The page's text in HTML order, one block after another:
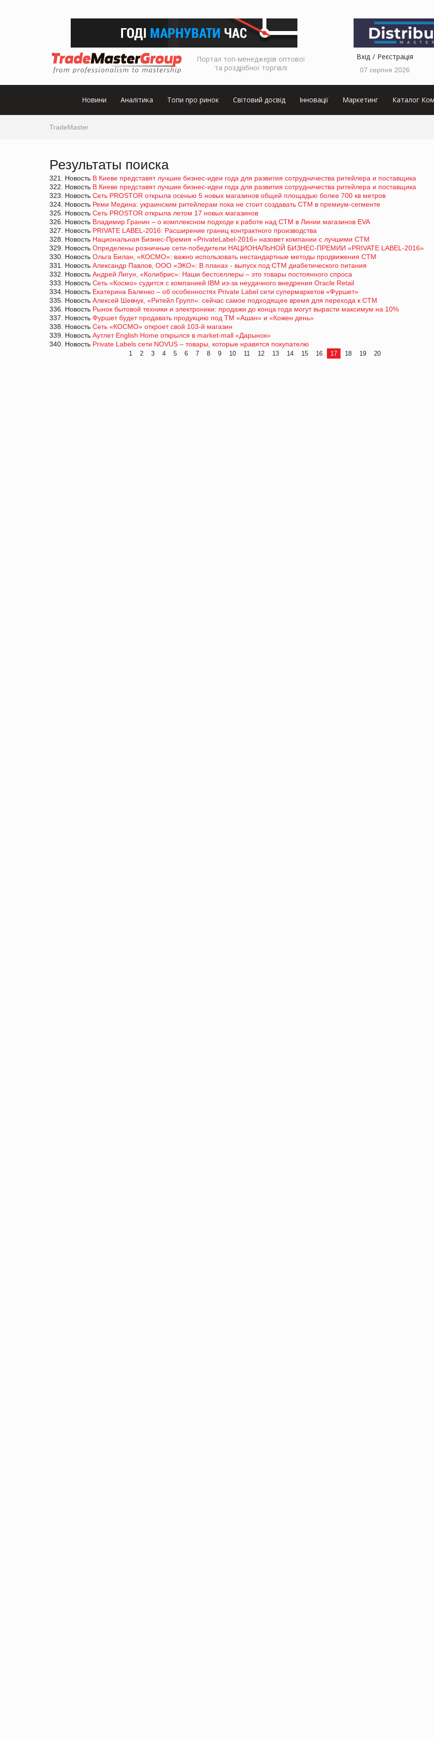
Портал топ-менеджерів оптової
та роздрібної торгівлі
Вхід Реєстрація
07 серпня 2026
Новини Аналітика Топи про ринок Світовий досвід Інновації Маркетинг Каталог
TradeMaster
Результаты поиска
321. Новость В Киеве представят лучшие бизнес-идеи года для развития сотрудничества ритейлера и поставщика
322. Новость В Киеве представят лучшие бизнес-идеи года для развития сотрудничества ритейлера и поставщика
323. Новость Cеть PROSTOR открыла осенью 5 новых магазинов общей площадью более 700 кв метров
324. Новость Реми Медина: украинским ритейлерам пока не стоит создавать СТМ в премиум-сегменте
325. Новость Сеть PROSTOR открыла летом 17 новых магазинов
326. Новость Владимир Гранин – о комплексном подходе к работе над СТМ в Линии магазинов EVA
327. Новость PRIVATE LABEL-2016: Расширение границ контрактного производства
328. Новость Национальная Бизнес-Премия «PrivateLabel-2016» назовет компании с лучшими СТМ
329. Новость Определены розничные сети-победители НАЦИОНАЛЬНОЙ БИЗНЕС-ПРЕМИИ «PRIVATE LABEL-2016»
330. Новость Ольга Билан, «КОСМО»: важно использовать нестандартные методы продвижения СТМ
331. Новость Александр Павлов, ООО «ЭКО»: В планах - выпуск под СТМ диабетического питания
332. Новость Андрей Лигун, «Колибрис»: Наши бестселлеры – это товары постоянного спроса
333. Новость Сеть «Космо» судится с компанией IBM из-за неудачного внедрения Oracle Retail
334. Новость Екатерина Баленко – об особенностях Private Label сети супермаркетов «Фуршет»
335. Новость Алексей Шевчук, «Ритейл Групп»: сейчас самое подходящее время для перехода к СТМ
336. Новость Рынок бытовой техники и электроники: продажи до конца года могут вырасти максимум на 10%
337. Новость Фуршет будет продавать продукцию под ТМ «Ашан» и «Кожен день»
338. Новость Сеть «КОСМО» откроет свой 103-й магазин
339. Новость Аутлет English Home открылся в market-mall «Дарынок»
340. Новость Private Labels сети NOVUS – товары, которые нравятся покупателю
1 2 3 4 5 6 7 8 9 10 11 12 13 14 15 16 17 18 19 20